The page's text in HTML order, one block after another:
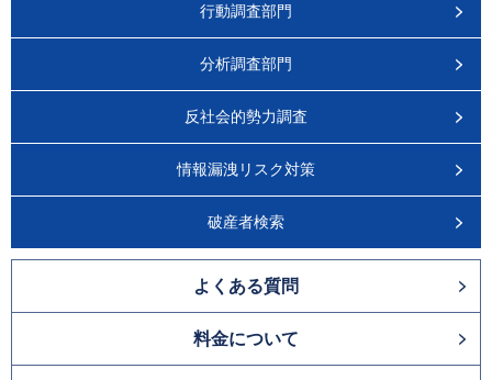
行動調査部門
分析調査部門
反社会的勢力調査
情報漏洩リスク対策
破産者検索
よくある質問
料金について